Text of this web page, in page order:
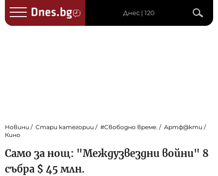
Днес | 120
Новини Стари категории #Свободно време.
Артф@кти
Кино
Само за нощ: "Междузвездни войни" 8
събра $ 45 млн.